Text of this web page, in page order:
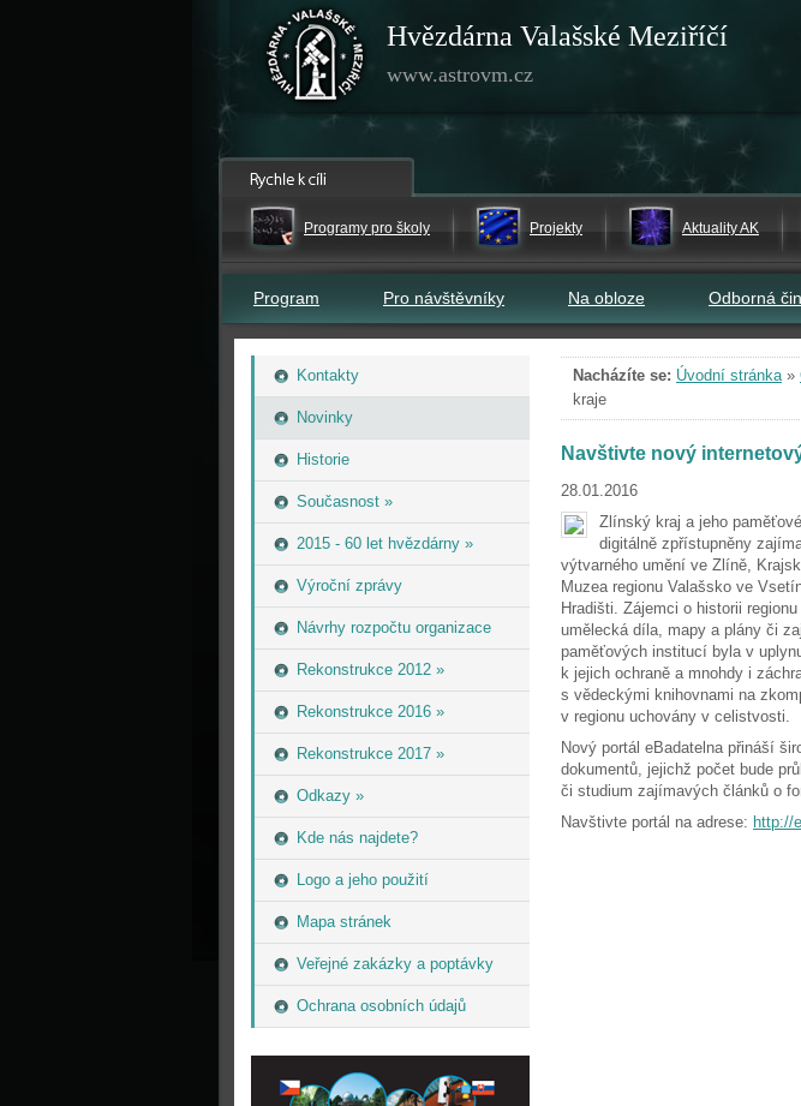
Hvězdárna Valašské Meziříčí
www.astrovm.cz
Programy pro školy Projekty Aktuality AK
Program Pro návštěvníky Na obloze Odborná
Kontakty
Novinky
Historie
Současnost »
2015 - 60 let hvězdárny »
Výroční zprávy
Návrhy rozpočtu organizace
Rekonstrukce 2012 »
Rekonstrukce 2016 »
Rekonstrukce 2017 »
Odkazy »
Kde nás najdete?
Logo a jeho použití
Mapa stránek
Veřejné zakázky a poptávky
Ochrana osobních údajů
Nacházíte se: Úvodní stránka»
kraje
Navštivte nový
28.01.2016
Zlínský kraj a jeho
digitálně zpřístupněny
výtvarného umění ve Zlíně,
Muzea regionu Valašsko ve
Hradišti. Zájemci o historii
umělecká díla, mapy a plány či
paměťových institucí byla v
k jejich ochraně a mnohdy i
s vědeckými knihovnami na
v regionu uchovány v celistvosti.
Nový portál eBadatelna přináší
dokumentů, jejichž počet bude
či studium zajímavých článků o
Navštivte portál na adrese: http://